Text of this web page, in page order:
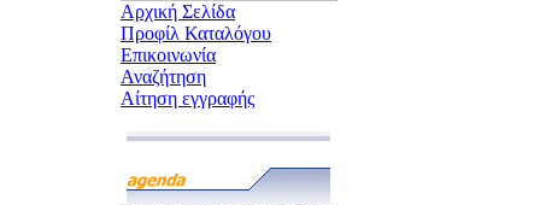
Αρχική Σελίδα
Προφίλ Καταλόγου
Επικοινωνία
Αναζήτηση
Αίτηση εγγραφής